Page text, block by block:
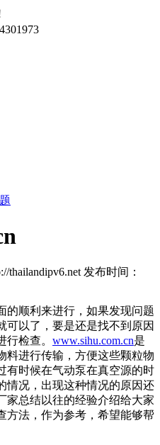
thailandipv6.net 发布时间：
顺利来进行，如果发现问题
可以了，要是还是找不到原因
检查。 www.sihu.com.cn是
料进行传输，方便这些颗粒物
有时候在气动泵在真空源的时
情况，出现这种情况的原因还
家总结以往的经验介绍给大家
方法，作为参考，希望能够帮